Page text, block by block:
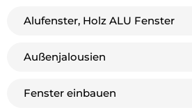
Alufenster, Holz ALU Fenster
Außenjalousien
Fenster einbauen